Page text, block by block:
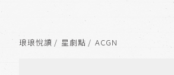
琅琅悅讀 星劇點 ACGN